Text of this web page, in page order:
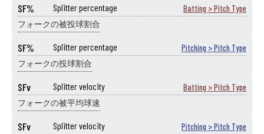
SF% Splitter percentage Batting > Pitch Type
フォークの被投球割合
SF% Splitter percentage Pitching > Pitch Type
フォークの投球割合
SFv Splitter velocity Batting > Pitch Type
フォークの被平均球速
SFv Splitter velocity Pitching > Pitch Type